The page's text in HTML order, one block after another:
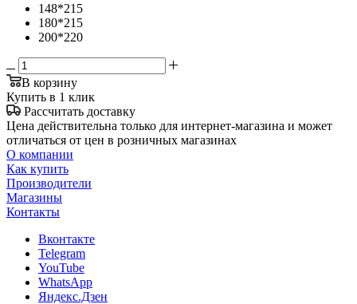
148*215
180*215
200*220
В корзину
Купить в 1 клик
Рассчитать доставку
Цена действительна только для интернет-магазина и может
отличаться от цен в розничных магазинах
О компании
Как купить
Производители
Магазины
Контакты
Вконтакте
Telegram
YouTube
WhatsApp
Яндекс.Дзен